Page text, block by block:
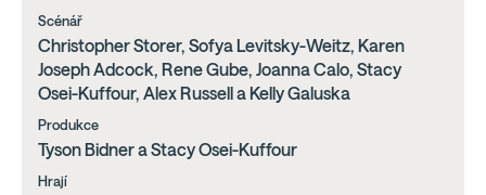
Scénář
Christopher Storer, Sofya Levitsky-Weitz, Karen
Joseph Adcock, Rene Gube, Joanna Calo, Stacy
Osei-Kuffour, Alex Russell a Kelly Galuska
Produkce
Tyson Bidner a Stacy Osei-Kuffour
Hrají